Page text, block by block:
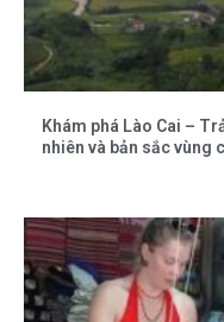
Khám phá Lào Cai –
nhiên và bản sắc vùng